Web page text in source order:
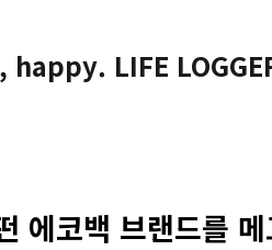
LIFE
에코백 브랜드를